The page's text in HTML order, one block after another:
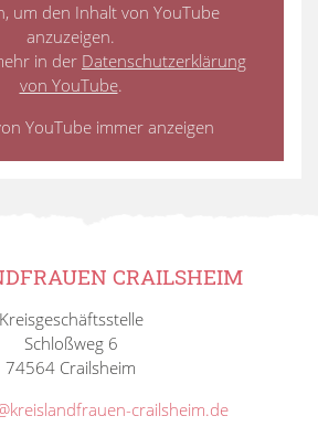
um den Inhalt von YouTube
anzuzeigen.
in der Datenschutzerklärung
von YouTube.
YouTube immer anzeigen
CRAILSHEIM
Kreisgeschäftsstelle
Schloßweg 6
74564 Crailsheim
crailsheim.de